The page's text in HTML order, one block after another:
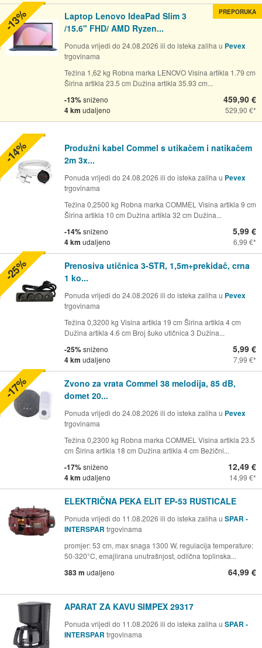
Laptop Lenovo IdeaPad Slim 3
/15.6" FHD/ AMD Ryzen...
Ponuda vrijedi do 24.08.2026 ili do isteka zaliha u Pevex
trgovinama
Težina 1,62 kg Robna marka LENOVO Visina artikla 1.79 cm
Širina artikla 23.5 cm Dužina artikla 35.93 cm...
-13%sniženo
4 km udaljeno
459,90 €
529,90 €
PREPORUKA
-13%
Produžni kabel Commel s utikačem i natikačem
2m 3x...
Ponuda vrijedi do 24.08.2026 ili do isteka zaliha u Pevex
trgovinama
Težina 0,2500 kg Robna marka COMMEL Visina artikla 9 cm
Širina artikla 10 cm Dužina artikla 32 cm Dužina...
-14%sniženo
4 km udaljeno
5,99 €
6,99 €
-14%
Prenosiva utičnica 3-STR, 1,5m+prekidač, crna
1 ko...
Ponuda vrijedi do 24.08.2026 ili do isteka zaliha u Pevex
trgovinama
Težina 0,3200 kg Visina artikla 19 cm Širina artikla 4 cm
Dužina artikla 4.6 cm Broj šuko utičnica 3 Dužina...
-25%sniženo
4 km udaljeno
5,99 €
7,99 €
-25%
Zvono za vrata Commel 38 melodija, 85 dB,
domet 20...
Ponuda vrijedi do 24.08.2026 ili do isteka zaliha u Pevex
trgovinama
Težina 0,2300 kg Robna marka COMMEL Visina artikla 23.5
cm Širina artikla 18 cm Dužina artikla 4 cm Bežični...
-17%sniženo
4 km udaljeno
12,49 €
14,99 €
-17%
ELEKTRIČNA PEKA ELIT EP-53 RUSTICALE
Ponuda vrijedi do 11.08.2026 ili do isteka zaliha u SPAR -
INTERSPAR trgovinama
promjer: 53 cm, max snaga 1300 W, regulacija temperature:
50-320°C, emajlirana unutrašnjost, odlična toplinska...
383 m udaljeno 64,99 €
APARAT ZA KAVU SIMPEX 29317
Ponuda vrijedi do 11.08.2026 ili do isteka zaliha u SPAR -
INTERSPAR trgovinama